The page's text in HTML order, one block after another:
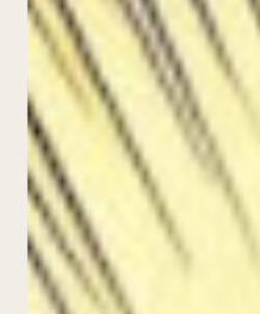
USA
Colombia
Ecuador
Chile
Tel (+593) 99 533 3013